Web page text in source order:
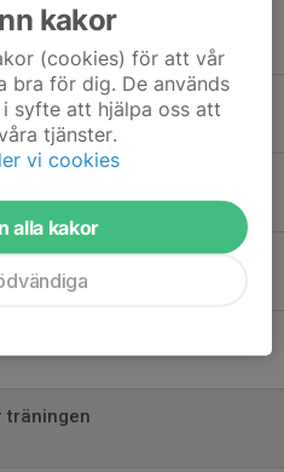
träning inställd
träningen
kakor
(cookies) för att vår
bra för dig. De används
syfte att hjälpa oss att
tjänster.
vi cookies
alla kakor